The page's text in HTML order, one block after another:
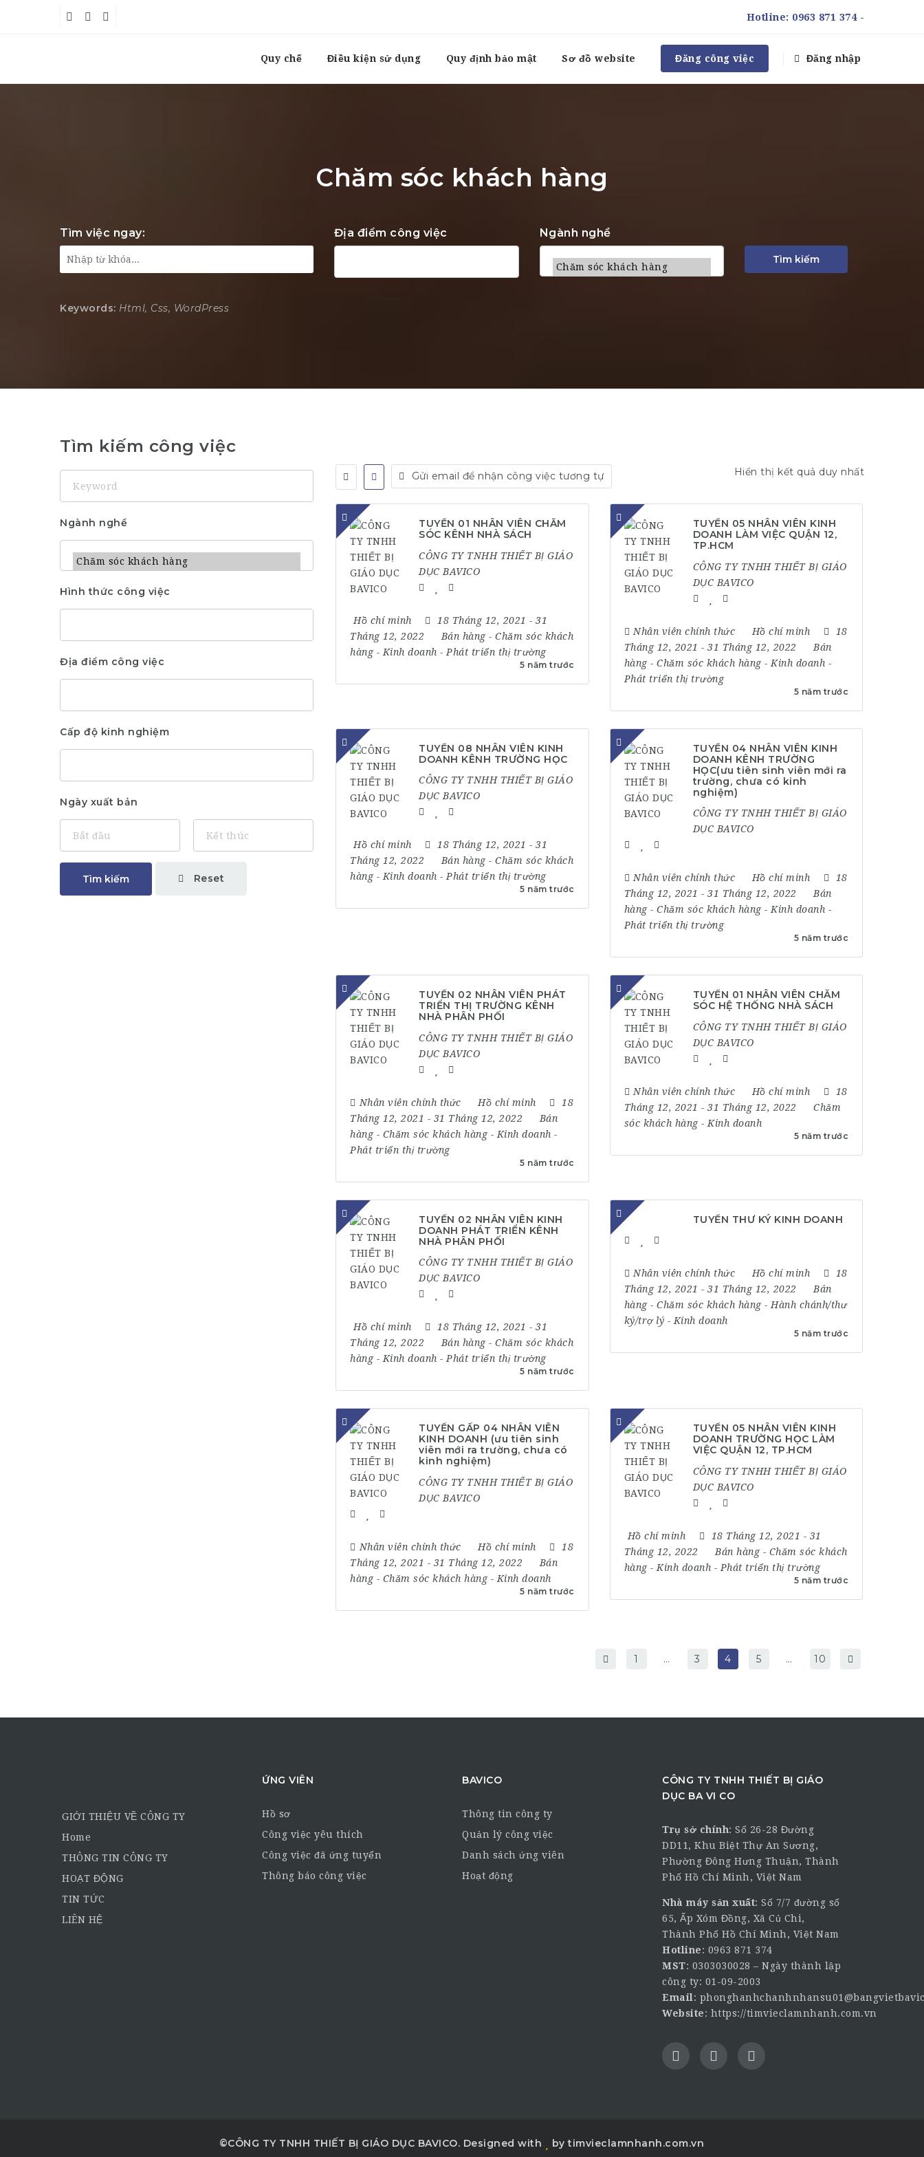
Hotline: 0963 871 374-
Quy chế Điều kiện sử dụng Quy định bảo mật Sơ đồ website Đăng công việc Đăng nhập
Chăm sóc khách hàng
Tìm việc ngay: Địa điểm công việc Ngành nghề
Tìm kiếm
Keywords: Html, Css, WordPress
Gửi email để nhận công việc tương tự Hiển thị kết quả duy nhất
TUYỂN 01 NHÂN VIÊN CHĂM
SÓC KÊNH NHÀ SÁCH
5 năm trước
CÔNG TY TNHH THIẾT BỊ GIÁO
DỤC BAVICO
Hồ chí minh 18 Tháng 12, 2021- 31
Tháng 12, 2022
Bán hàng-Chăm sóc khách
hàng- Kinh doanh - Phát triển thị trường
TUYỂN 05 NHÂN VIÊN KINH
DOANH LÀM VIỆC QUẬN 12,
TP.HCM
5 năm trước
CÔNG TY TNHH THIẾT BỊ GIÁO
DỤC BAVICO
Nhân viên chính thức Hồ chí minh
18
Tháng 12, 2021- 31 Tháng 12, 2022
Bán
hàng-Chăm sóc khách hàng- Kinh doanh -
Phát triển thị trường
TUYỂN 08 NHÂN VIÊN KINH
DOANH KÊNH TRƯỜNG HỌC
5 năm trước
CÔNG TY TNHH THIẾT BỊ GIÁO
DỤC BAVICO
Hồ chí minh 18 Tháng 12, 2021- 31
Tháng 12, 2022
Bán hàng-Chăm sóc khách
hàng- Kinh doanh - Phát triển thị trường
TUYỂN 04 NHÂN VIÊN KINH
DOANH KÊNH TRƯỜNG
HỌC(ưu tiên sinh viên mới ra
trường, chưa có kinh
nghiệm)
5 năm trước
CÔNG TY TNHH THIẾT BỊ GIÁO
DỤC BAVICO
Nhân viên chính thức Hồ chí minh
18
Tháng 12, 2021- 31 Tháng 12, 2022
Bán
hàng-Chăm sóc khách hàng- Kinh doanh -
Phát triển thị trường
TUYỂN 02 NHÂN VIÊN PHÁT
TRIỂN THỊ TRƯỜNG KÊNH
NHÀ PHÂN PHỐI
5 năm trước
CÔNG TY TNHH THIẾT BỊ GIÁO
DỤC BAVICO
Nhân viên chính thức Hồ chí minh
18
Tháng 12, 2021 - 31 Tháng 12, 2022
Bán
hàng- Chăm sóc khách hàng- Kinh doanh -
Phát triển thị trường
TUYỂN 01 NHÂN VIÊN CHĂM
SÓC HỆ THỐNG NHÀ SÁCH
5 năm trước
CÔNG TY TNHH THIẾT BỊ GIÁO
DỤC BAVICO
Nhân viên chính thức Hồ chí minh
18
Tháng 12, 2021- 31 Tháng 12, 2022
Chăm
sóc khách hàng- Kinh doanh
TUYỂN 02 NHÂN VIÊN KINH
DOANH PHÁT TRIỂN KÊNH
NHÀ PHÂN PHỐI
5 năm trước
CÔNG TY TNHH THIẾT BỊ GIÁO
DỤC BAVICO
Hồ chí minh 18 Tháng 12, 2021- 31
Tháng 12, 2022
Bán hàng-Chăm sóc khách
hàng- Kinh doanh - Phát triển thị trường
TUYỂN THƯ KÝ KINH DOANH
5 năm trước
Nhân viên chính thức Hồ chí minh
18
Tháng 12, 2021- 31 Tháng 12, 2022
Bán
hàng-Chăm sóc khách hàng- Hành chánh/thư
ký/trợ lý - Kinh doanh
TUYỂN GẤP 04 NHÂN VIÊN
KINH DOANH (ưu tiên sinh
viên mới ra trường, chưa có
kinh nghiệm)
5 năm trước
CÔNG TY TNHH THIẾT BỊ GIÁO
DỤC BAVICO
Nhân viên chính thức Hồ chí minh
18
Tháng 12, 2021 - 31 Tháng 12, 2022
Bán
hàng- Chăm sóc khách hàng- Kinh doanh
TUYỂN 05 NHÂN VIÊN KINH
DOANH TRƯỜNG HỌC LÀM
VIỆC QUẬN 12, TP.HCM
5 năm trước
CÔNG TY TNHH THIẾT BỊ GIÁO
DỤC BAVICO
Hồ chí minh 18 Tháng 12, 2021 - 31
Tháng 12, 2022
Bán hàng- Chăm sóc khách
hàng- Kinh doanh - Phát triển thị trường
1 … 3 4 5 … 10
Tìm kiếm công việc
Ngành nghề
Hình thức công việc
Địa điểm công việc
Cấp độ kinh nghiệm
Ngày xuất bản
Tìm kiếm Reset
GIỚI THIỆU VỀ CÔNG TY
Home
THÔNG TIN CÔNG TY
HOẠT ĐỘNG
TIN TỨC
LIÊN HỆ
ỨNG VIÊN
Hồ sơ
Công việc yêu thích
Công việc đã ứng tuyển
Thông báo công việc
BAVICO
Thông tin công ty
Quản lý công việc
Danh sách ứng viên
Hoạt động
CÔNG TY TNHH THIẾT BỊ GIÁO
DỤC BA VI CO
Trụ sở chính: Số 26-28 Đường
DD11, Khu Biệt Thự An Sương,
Phường Đông Hưng Thuận, Thành
Phố Hồ Chí Minh, Việt Nam
Nhà máy sản xuất: Số 7/7 đường số
65, Ấp Xóm Đồng, Xã Củ Chi,
Thành Phố Hồ Chí Minh, Việt Nam
Hotline: 0963 871 374
MST: 0303030028 – Ngày thành lập
công ty: 01-09-2003
Email :
Website: https://timvieclamnhanh.com.vn
©CÔNG TY TNHH THIẾT BỊ GIÁO DỤC BAVICO. Designed with by timvieclamnhanh.com.vn